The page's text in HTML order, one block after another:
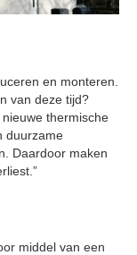
en monteren.
van deze tijd?
thermische
duurzame
Daardoor maken
middel van een